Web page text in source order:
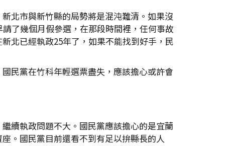
北市與新竹縣的局勢將是混沌難清。如果沒
了幾個月假參選，在那段時間裡，任何事故
北已經執政25年了，如果不能找到好手，民
民黨在竹科年輕選票盡失，應該擔心或許會
續執政問題不大。國民黨應該擔心的是宜蘭
。國民黨目前還看不到有足以拚縣長的人